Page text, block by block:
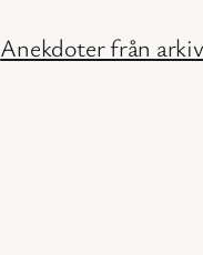
Anekdoter från